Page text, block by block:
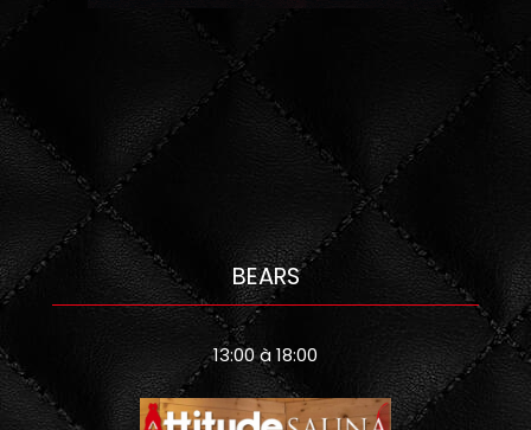
BEARS
13:00 à 18:00